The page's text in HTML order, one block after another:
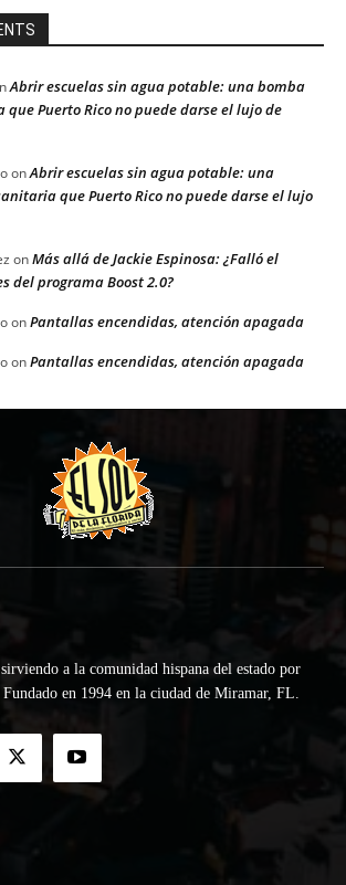
Abrir escuelas sin agua potable: una bomba
Puerto Rico no puede darse el lujo de
onAbrir escuelas sin agua potable: una
que Puerto Rico no puede darse el lujo
onMás allá de Jackie Espinosa: ¿Falló el
del programa Boost 2.0?
onPantallas encendidas, atención apagada
onPantallas encendidas, atención apagada
a la comunidad hispana del estado por
Fundado en 1994 en la ciudad de Miramar, FL.